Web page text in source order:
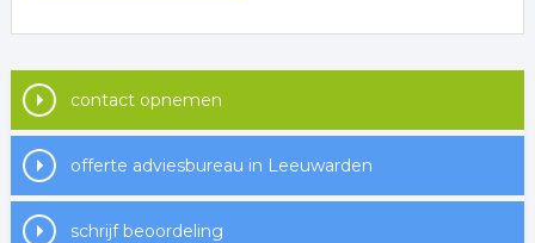
contact opnemen
offerte adviesbureau in Leeuwarden
schrijf beoordeling